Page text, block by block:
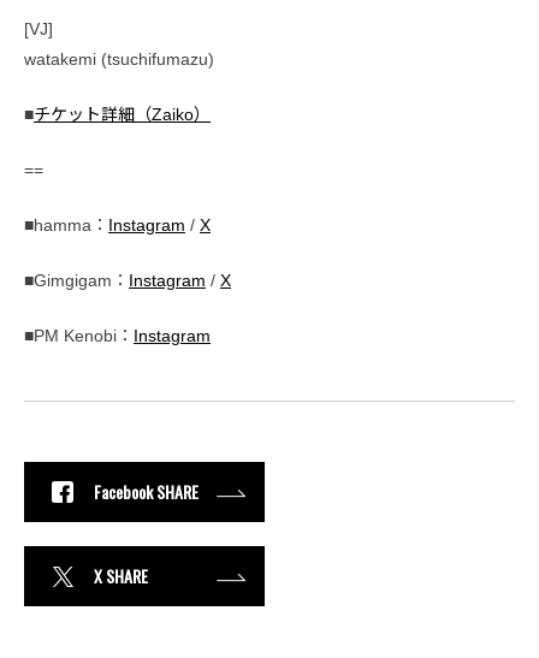
[VJ]
watakemi (tsuchifumazu)
■チケット詳細（Zaiko）
==
■hamma： Instagram / X
■Gimgigam： Instagram / X
■PM Kenobi： Instagram
Facebook SHARE
X SHARE